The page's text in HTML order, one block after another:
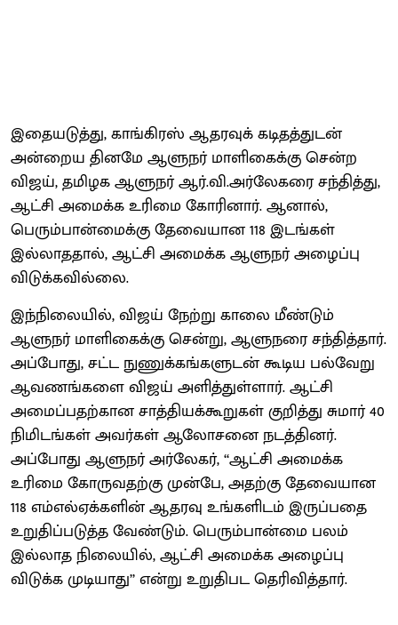
இதையடுத்து, காங்கிரஸ் ஆதரவுக் கடிதத்துடன்
அன்றைய தினமே ஆளுநர் மாளிகைக்கு சென்ற
விஜய், தமிழக ஆளுநர் ஆர்.வி.அர்லேகரை சந்தித்து,
ஆட்சி அமைக்க உரிமை கோரினார். ஆனால்,
பெரும்பான்மைக்கு தேவையான 118 இடங்கள்
இல்லாததால், ஆட்சி அமைக்க ஆளுநர் அழைப்பு
விடுக்கவில்லை.
இந்நிலையில், விஜய் நேற்று காலை மீண்டும்
ஆளுநர் மாளிகைக்கு சென்று, ஆளுநரை சந்தித்தார்.
அப்போது, சட்ட நுணுக்கங்களுடன் கூடிய பல்வேறு
ஆவணங்களை விஜய் அளித்துள்ளார். ஆட்சி
அமைப்பதற்கான சாத்தியக்கூறுகள் குறித்து சுமார் 40
நிமிடங்கள் அவர்கள் ஆலோசனை நடத்தினர்.
அப்போது ஆளுநர் அர்லேகர், ‘‘ஆட்சி அமைக்க
உரிமை கோருவதற்கு முன்பே, அதற்கு தேவையான
118 எம்எல்ஏக்களின் ஆதரவு உங்களிடம் இருப்பதை
உறுதிப்படுத்த வேண்டும். பெரும்பான்மை பலம்
இல்லாத நிலையில், ஆட்சி அமைக்க அழைப்பு
விடுக்க முடியாது’’ என்று உறுதிபட தெரிவித்தார்.